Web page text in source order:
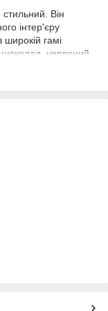
Він
інтер'єру
широкій гамі
червоний,
помаранчевий,
займає
добре
на цілу мережу
спинкою?
великих салонів
рухомих
плавне
Стілець